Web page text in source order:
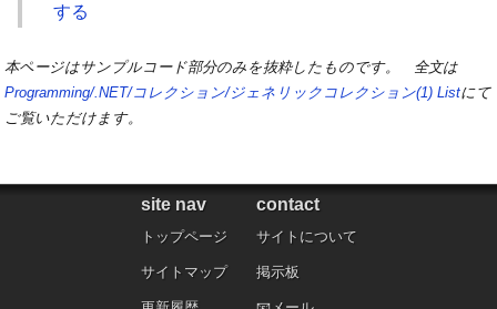
する
本ページはサンプルコード部分のみを抜粋したものです。 全文は
Programming/.NET/コレクション/ジェネリックコレクション(1) Listにて
ご覧いただけます。
site nav
トップページ
サイトマップ
contact
サイトについて
掲示板